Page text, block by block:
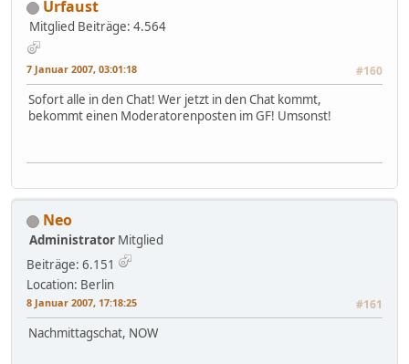
Urfaust
Mitglied Beiträge: 4.564
7 Januar 2007, 03:01:18 #160
Sofort alle in den Chat! Wer jetzt in den Chat kommt,
bekommt einen Moderatorenposten im GF! Umsonst!
Neo
Administrator Mitglied
Beiträge: 6.151
Location: Berlin
8 Januar 2007, 17:18:25 #161
Nachmittagschat, NOW